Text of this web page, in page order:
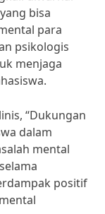
bisa
para
psikologis
menjaga
“Dukungan
dalam
mental
positif